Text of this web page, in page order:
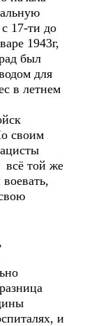
17-ти до
1943г,
был
для
в летнем
своим
всё той же
и